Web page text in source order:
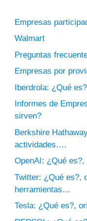
Empresas
Walmart
Preguntas
Empresas por
Iberdrola: ¿Qué
Informes de
sirven?
Berkshire
actividades….
OpenAI: ¿Qué
Twitter: ¿Qué es?,
herramientas…
Tesla: ¿Qué es?,